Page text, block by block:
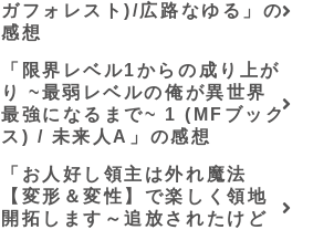
ガフォレスト)/広路なゆる」の
感想
「限界レベル1からの成り上が
り ~最弱レベルの俺が異世界
最強になるまで~ 1 (MFブック
ス) / 未来人A」の感想
「お人好し領主は外れ魔法
【変形＆変性】で楽しく領地
開拓します～追放されたけど